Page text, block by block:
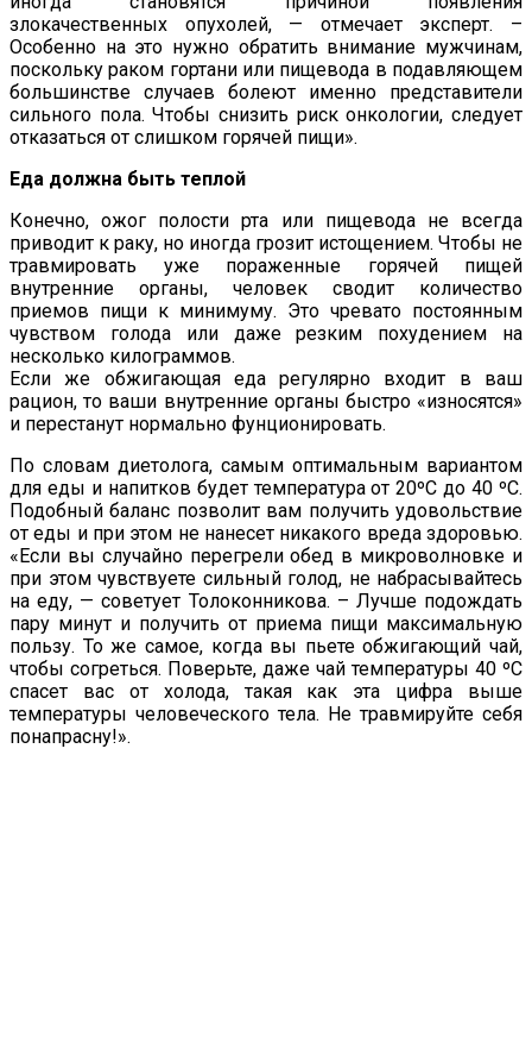
злокачественных опухолей, — отмечает эксперт. –
Особенно на это нужно обратить внимание мужчинам,
поскольку раком гортани или пищевода в подавляющем
большинстве случаев болеют именно представители
сильного пола. Чтобы снизить риск онкологии, следует
отказаться от слишком горячей пищи».
Еда должна быть теплой
Конечно, ожог полости рта или пищевода не всегда
приводит к раку, но иногда грозит истощением. Чтобы не
травмировать уже пораженные горячей пищей
внутренние органы, человек сводит количество
приемов пищи к минимуму. Это чревато постоянным
чувством голода или даже резким похудением на
несколько килограммов.
Если же обжигающая еда регулярно входит в ваш
рацион, то ваши внутренние органы быстро «износятся»
и перестанут нормально фунционировать.
По словам диетолога, самым оптимальным вариантом
для еды и напитков будет температура от 20ºС до 40 ºС.
Подобный баланс позволит вам получить удовольствие
от еды и при этом не нанесет никакого вреда здоровью.
«Если вы случайно перегрели обед в микроволновке и
при этом чувствуете сильный голод, не набрасывайтесь
на еду, — советует Толоконникова. – Лучше подождать
пару минут и получить от приема пищи максимальную
пользу. То же самое, когда вы пьете обжигающий чай,
чтобы согреться. Поверьте, даже чай температуры 40 ºС
спасет вас от холода, такая как эта цифра выше
температуры человеческого тела. Не травмируйте себя
понапрасну!».